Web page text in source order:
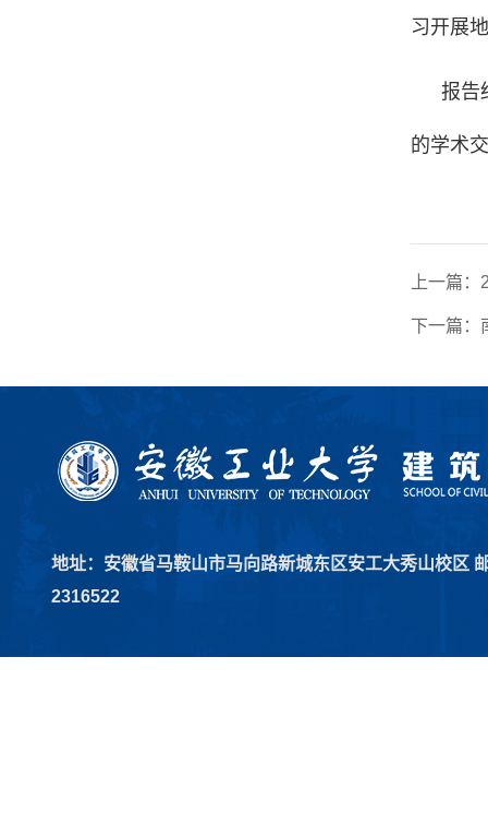
习开展
报告
的学术
上一篇：
下一篇：
地址：安徽省马鞍山市马向路新城东区安工大秀山校区
2316522